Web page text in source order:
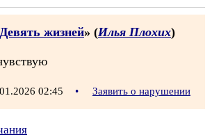
Девять жизней» (Илья Плохих)
02:45 • Заявить о нарушении